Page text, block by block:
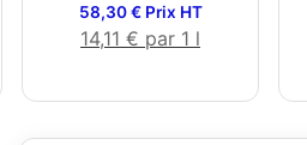
58,30 € Prix HT
14,11 € par 1 l